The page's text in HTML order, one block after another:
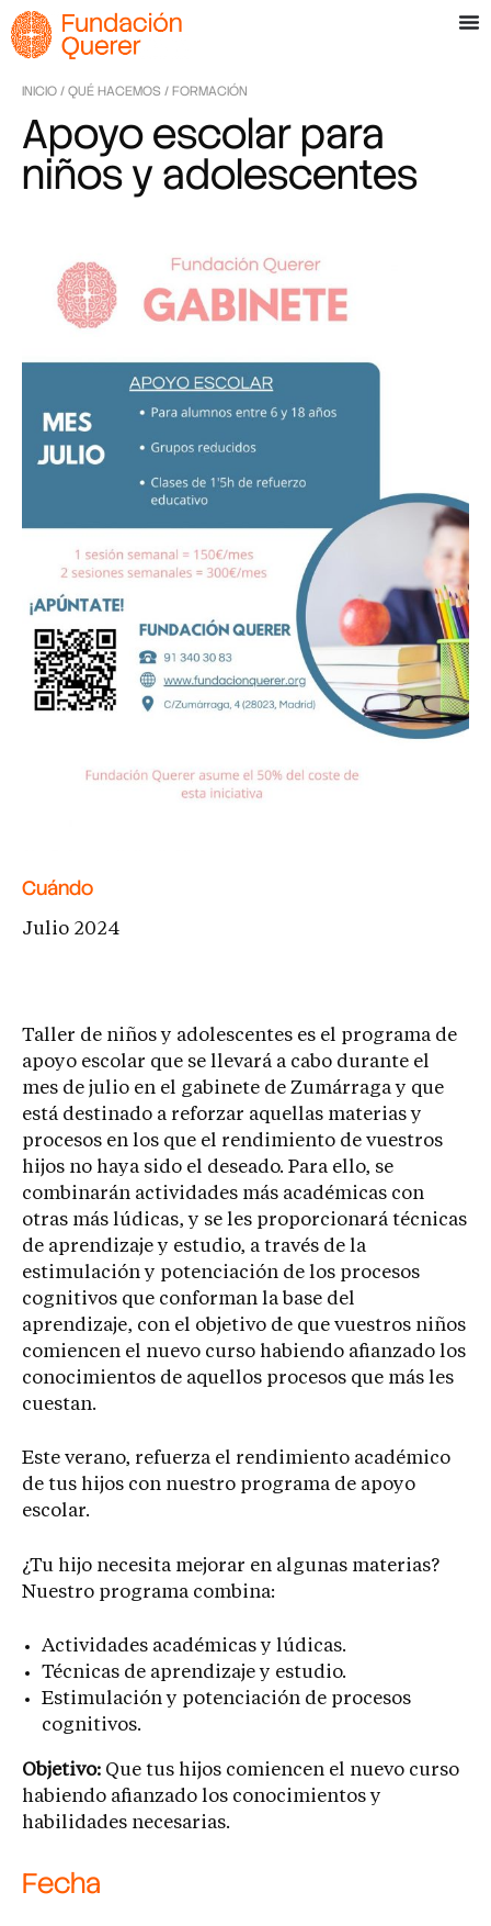
INICIO/QUÉ HACEMOS/FORMACIÓN
Apoyo escolar para
niños y adolescentes
Cuándo
Julio 2024
Taller de niños y adolescentes es el programa de
apoyo escolar que se llevará a cabo durante el
mes de julio en el gabinete de Zumárraga y que
está destinado a reforzar aquellas materias y
procesos en los que el rendimiento de vuestros
hijos no haya sido el deseado. Para ello, se
combinarán actividades más académicas con
otras más lúdicas, y se les proporcionará técnicas
de aprendizaje y estudio, a través de la
estimulación y potenciación de los procesos
cognitivos que conforman la base del
aprendizaje, con el objetivo de que vuestros niños
comiencen el nuevo curso habiendo afianzado los
conocimientos de aquellos procesos que más les
cuestan.
Este verano, refuerza el rendimiento académico
de tus hijos con nuestro programa de apoyo
escolar.
¿Tu hijo necesita mejorar en algunas materias?
Nuestro programa combina:
Actividades académicas y lúdicas.
Técnicas de aprendizaje y estudio.
Estimulación y potenciación de procesos
cognitivos.
Objetivo: Que tus hijos comiencen el nuevo curso
habiendo afianzado los conocimientos y
habilidades necesarias.
Fecha